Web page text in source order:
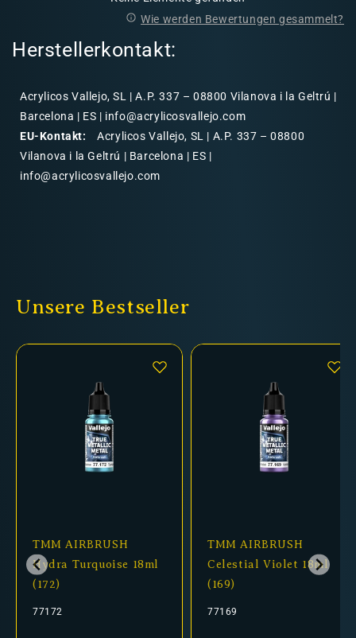
Wie werden Bewertungen gesammelt?
Herstellerkontakt:
Acrylicos Vallejo, SL | A.P. 337 – 08800 Vilanova i la Geltrú |
Barcelona | ES | info@acrylicosvallejo.com
EU-Kontakt:
Acrylicos Vallejo, SL | A.P. 337 – 08800
Vilanova i la Geltrú | Barcelona | ES |
info@acrylicosvallejo.com
Unsere Bestseller
TMM AIRBRUSH
Hydra Turquoise 18ml
(172)
77172
TMM AIRBRUSH
Celestial Violet 18ml
(169)
77169